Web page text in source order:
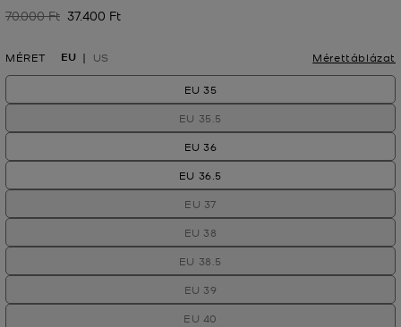
Korábban
70.000 Ft Jelenleg
37.400 Ft
MÉRET EU US Mérettáblázat
EU 35
EU 35.5
EU 36
EU 36.5
EU 37
EU 38
EU 38.5
EU 39
EU 40